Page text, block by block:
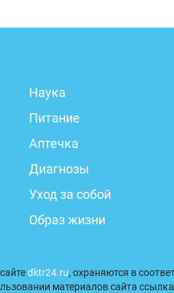
Наука
Питание
Аптечка
Диагнозы
Уход за собой
Образ жизни
dktr24.ru, охраняются в
материалов сайта